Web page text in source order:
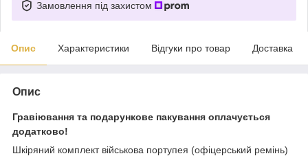
Замовлення під захистом
Опис Характеристики Відгуки про товар Доставка
Опис
Гравіювання та подарункове пакування оплачується
додатково!
Шкіряний комплект військова портупея (офіцерський ремінь)